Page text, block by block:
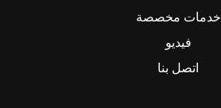
خدمات مخصصة
فيديو
اتصل بنا